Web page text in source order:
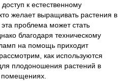
к естественному
желает выращивать растения в
проблема может стать
благодаря техническому
на помощь приходит
как используются
плодоношения растений в
помещениях.